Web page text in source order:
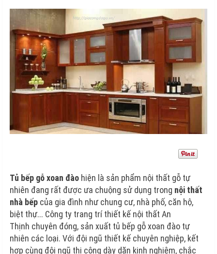
Tủ bếp gỗ xoan đào hiện là sản phẩm nội thất gỗ tự
nhiên đang rất được ưa chuộng sử dụng trong nội thất
nhà bếp của gia đình như chung cư, nhà phố, căn hộ,
biệt thự... Công ty trang trí thiết kế nội thất An
Thịnh chuyên đóng, sản xuất tủ bếp gỗ xoan đào tự
nhiên các loại. Với đội ngũ thiết kế chuyên nghiệp, kết
hợp cùng đội ngũ thi công dày dặn kinh nghiệm, chắc